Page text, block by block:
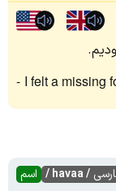
I felt a missing
اسم / havaa /